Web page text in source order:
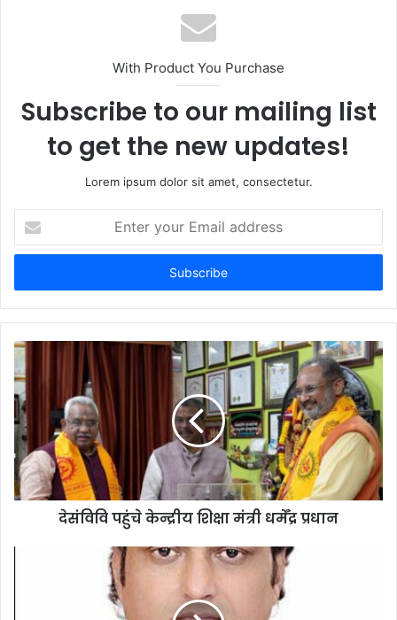
With Product You Purchase
Subscribe to our mailing list
to get the new updates!
Lorem ipsum dolor sit amet, consectetur.
your
Email
देसंविवि पहुंचे केन्द्रीय शिक्षा मंत्री धर्मेंद्र प्रधान